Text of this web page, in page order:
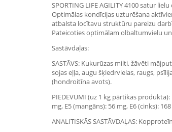
SPORTING LIFE AGILITY 4100 satur
Optimālas kondīcijas uzturēšana
atbalsta locītavu struktūru pareizu
Pateicoties optimālam olbaltumvielu
Sastāvdaļas:
SASTĀVS: Kukurūzas milti, žāvēti
sojas eļļa, augu šķiedrvielas, raugs,
(hondroitīna avots).
PIEDEVUMI (uz 1 kg pārtikas
mg, E5 (mangāns): 56 mg, E6 (cinks):
ANALITISKĀS SASTĀVDAĻAS: